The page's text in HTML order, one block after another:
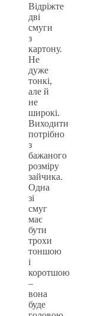
Відріжте
дві
смуги
з
картону.
Не
дуже
тонкі,
але й
не
широкі.
Виходити
потрібно
з
бажаного
розміру
зайчика.
Одна
зі
смуг
має
бути
трохи
тоншою
і
коротшою
–
вона
буде